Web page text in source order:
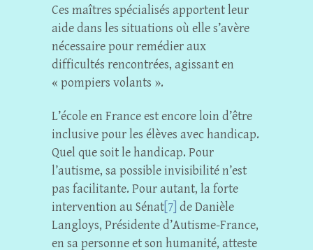
Ces maîtres spécialisés apportent leur
aide dans les situations où elle s’avère
nécessaire pour remédier aux
difficultés rencontrées, agissant en
« pompiers volants ».
L’école en France est encore loin d’être
inclusive pour les élèves avec handicap.
Quel que soit le handicap. Pour
l’autisme, sa possible invisibilité n’est
pas facilitante. Pour autant, la forte
intervention au Sénat [7] de Danièle
Langloys, Présidente d’Autisme-France,
en sa personne et son humanité, atteste